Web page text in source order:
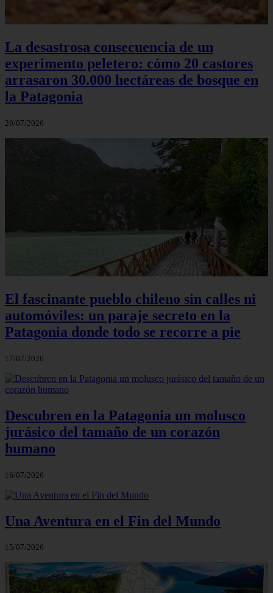
La desastrosa consecuencia de un
experimento peletero: cómo 20 castores
arrasaron 30.000 hectáreas de bosque en
la Patagonia
20/07/2026
El fascinante pueblo chileno sin calles ni
automóviles: un paraje secreto en la
Patagonia donde todo se recorre a pie
17/07/2026
Descubren en la Patagonia un molusco
jurásico del tamaño de un corazón
humano
16/07/2026
Una Aventura en el Fin del Mundo
15/07/2026